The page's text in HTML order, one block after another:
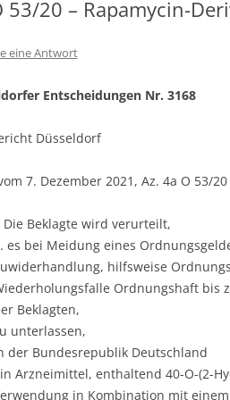
53/20 – Rapamycin-
eine Antwort
Entscheidungen Nr. 3168
Düsseldorf
7. Dezember 2021, Az. 4a O 53/20
Die Beklagte wird verurteilt,
es bei Meidung eines
hilfsweise
Ordnungshaft bis
Beklagten,
unterlassen,
der Bundesrepublik Deutschland
Arzneimittel, enthaltend 40-O-(2-
in Kombination mit